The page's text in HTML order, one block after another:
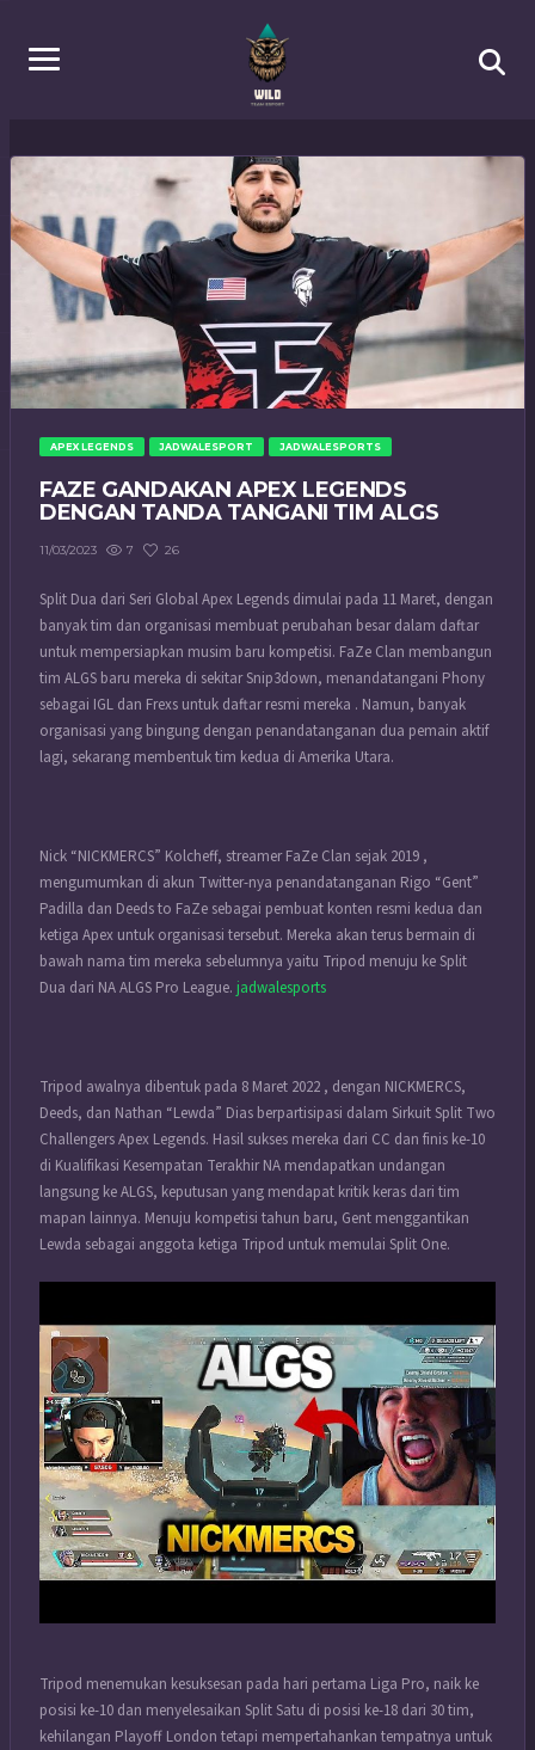
APEX LEGENDS JADWALESPORT JADWALESPORTS
FAZE GANDAKAN APEX LEGENDS
DENGAN TANDA TANGANI TIM ALGS
11/03/2023 7 26
Split Dua dari Seri Global Apex Legends dimulai pada 11 Maret, dengan
banyak tim dan organisasi membuat perubahan besar dalam daftar
untuk mempersiapkan musim baru kompetisi. FaZe Clan membangun
tim ALGS baru mereka di sekitar Snip3down, menandatangani Phony
sebagai IGL dan Frexs untuk daftar resmi mereka . Namun, banyak
organisasi yang bingung dengan penandatanganan dua pemain aktif
lagi, sekarang membentuk tim kedua di Amerika Utara.
Nick “NICKMERCS” Kolcheff, streamer FaZe Clan sejak 2019 ,
mengumumkan di akun Twitter-nya penandatanganan Rigo “Gent”
Padilla dan Deeds to FaZe sebagai pembuat konten resmi kedua dan
ketiga Apex untuk organisasi tersebut. Mereka akan terus bermain di
bawah nama tim mereka sebelumnya yaitu Tripod menuju ke Split
Dua dari NA ALGS Pro League. jadwalesports
Tripod awalnya dibentuk pada 8 Maret 2022 , dengan NICKMERCS,
Deeds, dan Nathan “Lewda” Dias berpartisipasi dalam Sirkuit Split Two
Challengers Apex Legends. Hasil sukses mereka dari CC dan finis ke-10
di Kualifikasi Kesempatan Terakhir NA mendapatkan undangan
langsung ke ALGS, keputusan yang mendapat kritik keras dari tim
mapan lainnya. Menuju kompetisi tahun baru, Gent menggantikan
Lewda sebagai anggota ketiga Tripod untuk memulai Split One.
Tripod menemukan kesuksesan pada hari pertama Liga Pro, naik ke
posisi ke-10 dan menyelesaikan Split Satu di posisi ke-18 dari 30 tim,
kehilangan Playoff London tetapi mempertahankan tempatnya untuk